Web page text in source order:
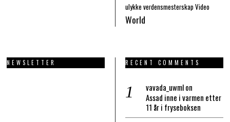
ulykke verdensmesterskapVideo
World
NEWSLETTER RECENT COMMENTS
vavada_uwmlon
Assad inne i varmen etter
11 år i fryseboksen